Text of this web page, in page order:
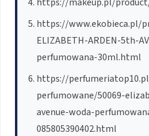
https://www.ekobieca.pl/
ELIZABETH-ARDEN-5th-
perfumowana-30ml.html
https://
perfumowane/50069-
avenue-woda-
085805390402.html